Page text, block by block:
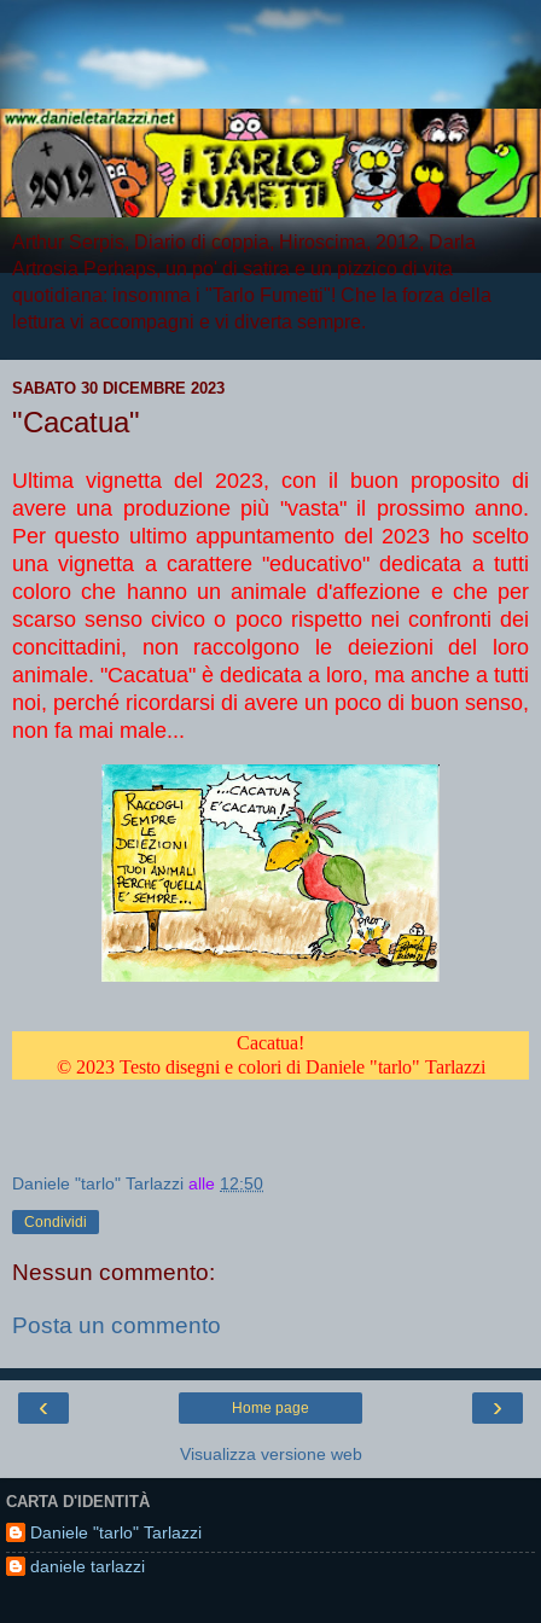
Arthur Serpis, Diario di coppia, Hiroscima, 2012, Darla
Artrosia Perhaps, un po' di satira e un pizzico di vita
quotidiana: insomma i "Tarlo Fumetti"! Che la forza della
lettura vi accompagni e vi diverta sempre.
SABATO 30 DICEMBRE 2023
"Cacatua"
Ultima vignetta del 2023, con il buon proposito di
avere una produzione più "vasta" il prossimo anno.
Per questo ultimo appuntamento del 2023 ho scelto
una vignetta a carattere "educativo" dedicata a tutti
coloro che hanno un animale d'affezione e che per
scarso senso civico o poco rispetto nei confronti dei
concittadini, non raccolgono le deiezioni del loro
animale. "Cacatua" è dedicata a loro, ma anche a tutti
noi, perché ricordarsi di avere un poco di buon senso,
non fa mai male...
Cacatua!
© 2023 Testo disegni e colori di Daniele "tarlo" Tarlazzi
Daniele "tarlo" Tarlazzi alle 12:50
Condividi
Nessun commento:
Posta un commento
‹ ›
Home page
Visualizza versione web
CARTA D'IDENTITÀ
Daniele "tarlo" Tarlazzi
daniele tarlazzi